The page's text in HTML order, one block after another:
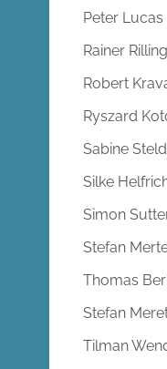
Peter Lucas
Rainer Rilling
Robert
Ryszard
Sabine
Silke
Simon
Stefan
Thomas
Stefan
Tilman